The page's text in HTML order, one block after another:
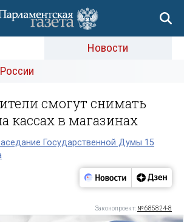
Новости
смогут снимать
кассах в магазинах
Государственной Думы 15
Законопроект: № 685824-8